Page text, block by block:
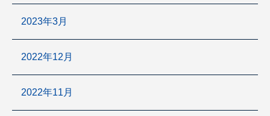
2023年3月
2022年12月
2022年11月